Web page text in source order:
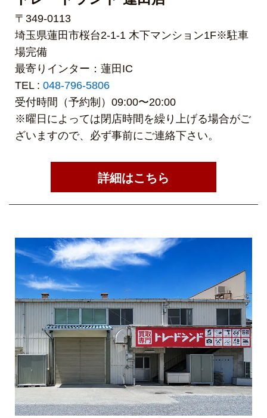
〒349-0113
埼玉県蓮田市桜台2-1-1 木下マンション1F※駐車
場完備
最寄りインター：蓮田IC
TEL : 048-796-5806
受付時間（予約制）09:00〜20:00
※曜日によっては閉店時間を繰り上げる場合がご
ざいますので、必ず事前にご連絡下さい。
詳細はこちら